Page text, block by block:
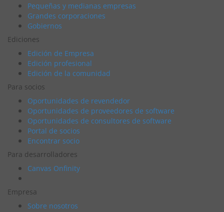
Pequeñas y medianas empresas
Grandes corporaciones
Gobiernos
Ediciones
Edición de Empresa
Edición profesional
Edición de la comunidad
Para socios
Oportunidades de revendedor
Oportunidades de proveedores de software
Oportunidades de consultores de software
Portal de socios
Encontrar socio
Para desarrolladores
Canvas Onfinity
Empresa
Sobre nosotros